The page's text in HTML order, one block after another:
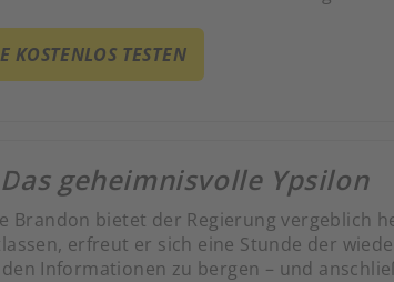
KOSTENLOS TESTEN
geheimnisvolle Ypsilon
Brandon bietet der Regierung vergeblich
erfreut er sich eine Stunde der
Informationen zu bergen – und